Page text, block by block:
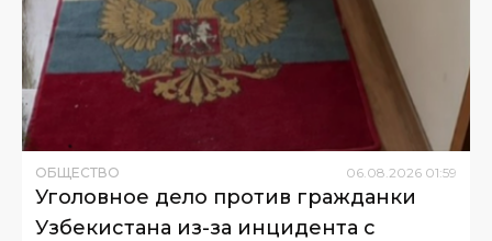
ОБЩЕСТВО 06 08 2026 01:59
Уголовное дело против гражданки
Узбекистана из-за инцидента с